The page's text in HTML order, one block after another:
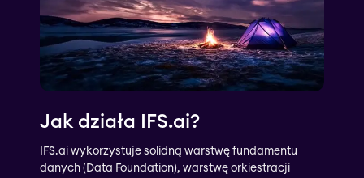
Jak działa IFS.ai?
IFS.ai wykorzystuje solidną warstwę fundamentu
danych (Data Foundation), warstwę orkiestracji